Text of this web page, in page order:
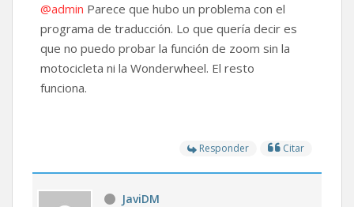
@admin Parece que hubo un problema con el
programa de traducción. Lo que quería decir es
que no puedo probar la función de zoom sin la
motocicleta ni la Wonderwheel. El resto
funciona.
Responder Citar
JaviDM